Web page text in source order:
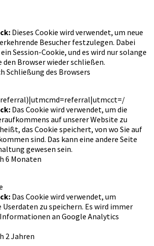
Dieses Cookie wird verwendet, um neue
Besucher festzulegen. Dabei
Session-Cookie, und es wird nur solange
den Browser wieder schließen.
Schließung des Browsers
Das Cookie wird verwendet, um die
auf unserer Website zu
das Cookie speichert, von wo Sie auf
sind. Das kann eine andere Seite
gewesen sein.
6 Monaten
Das Cookie wird verwendet, um
zu speichern. Es wird immer
an Google Analytics
2 Jahren